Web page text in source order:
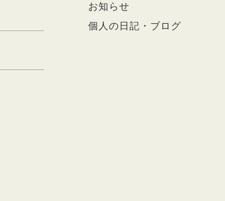
お知らせ
個人の日記・ブログ